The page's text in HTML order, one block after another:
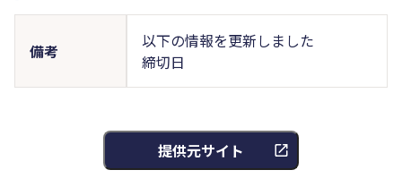
備考
以下の情報を更新しました
締切日
提供元サイト